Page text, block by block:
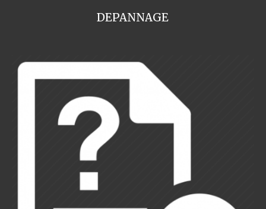
DEPANNAGE